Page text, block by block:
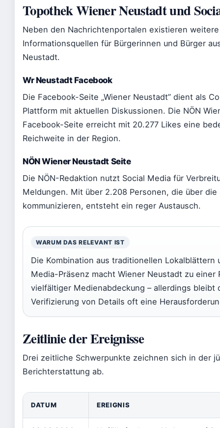
Topothek Wiener Neustadt und
Neben den Nachrichtenportalen existieren weitere
Informationsquellen für Bürgerinnen und Bürger
Neustadt.
Wr Neustadt Facebook
Die Facebook-Seite „Wiener Neustadt” dient als
Plattform mit aktuellen Diskussionen. Die NÖN
Facebook-Seite erreicht mit 20.277 Likes eine
Reichweite in der Region.
NÖN Wiener Neustadt Seite
Die NÖN-Redaktion nutzt Social Media für
Meldungen. Mit über 2.208 Personen, die über die
kommunizieren, entsteht ein reger Austausch.
WARUM DAS RELEVANT IST
Die Kombination aus traditionellen Lokalblättern
Media-Präsenz macht Wiener Neustadt zu einer
vielfältiger Medienabdeckung – allerdings bleibt
Verifizierung von Details oft eine
Zeitlinie der Ereignisse
Drei zeitliche Schwerpunkte zeichnen sich in der
Berichterstattung ab.
DATUM EREIGNIS